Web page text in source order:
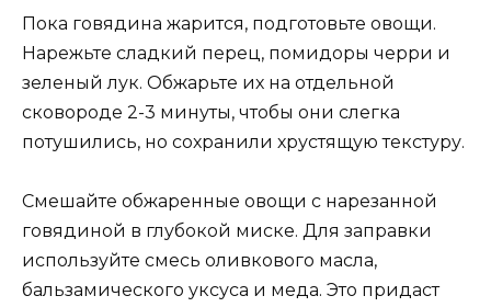
Пока говядина жарится, подготовьте овощи.
Нарежьте сладкий перец, помидоры черри и
зеленый лук. Обжарьте их на отдельной
сковороде 2-3 минуты, чтобы они слегка
потушились, но сохранили хрустящую текстуру.
Смешайте обжаренные овощи с нарезанной
говядиной в глубокой миске. Для заправки
используйте смесь оливкового масла,
бальзамического уксуса и меда. Это придаст